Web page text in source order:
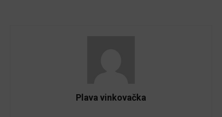
Plava vinkovačka